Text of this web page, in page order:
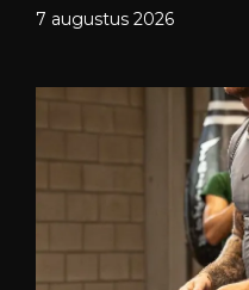
7 augustus 2026